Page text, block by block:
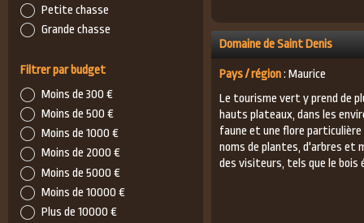
Petite chasse
Grande chasse
Filtrer par budget
Moins de 300 €
Moins de 500 €
Moins de 1000 €
Moins de 2000 €
Moins de 5000 €
Moins de 10000 €
Plus de 10000 €
Domaine de Saint Denis
Pays / région: Maurice
Le tourisme vert y prend de
hauts plateaux, dans les
faune et une flore
noms de plantes, d'arbres et
des visiteurs, tels que le bois